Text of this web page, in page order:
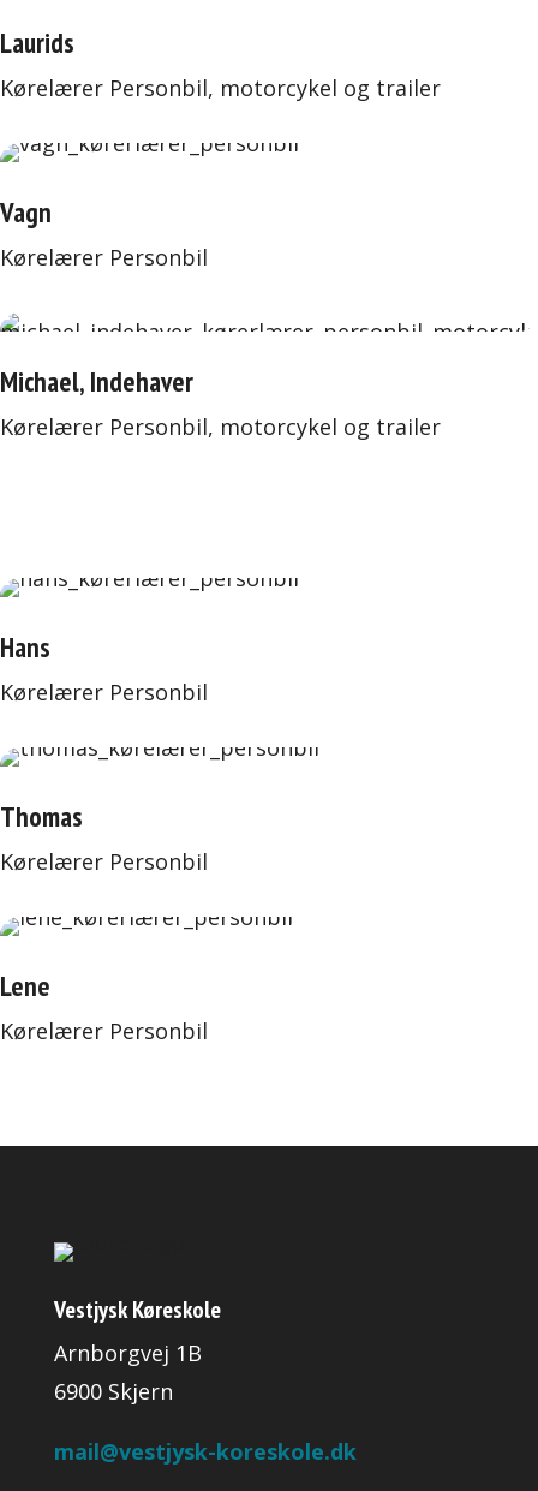
Laurids
Kørelærer Personbil, motorcykel og trailer
Vagn
Kørelærer Personbil
Michael, Indehaver
Kørelærer Personbil, motorcykel og trailer
Hans
Kørelærer Personbil
Thomas
Kørelærer Personbil
Lene
Kørelærer Personbil
Vestjysk Køreskole
Arnborgvej 1B
6900 Skjern
mail@vestjysk-koreskole.dk